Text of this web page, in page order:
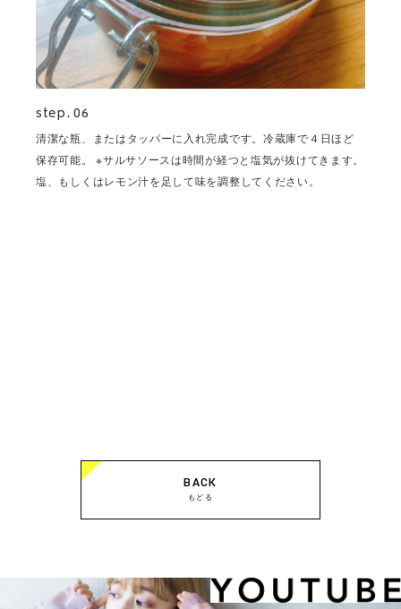
step. 06
清潔な瓶、またはタッパーに入れ完成です。冷蔵庫で４日ほど
保存可能。 ※サルサソースは時間が経つと塩気が抜けてきます。
塩、もしくはレモン汁を足して味を調整してください。
BACK
もどる